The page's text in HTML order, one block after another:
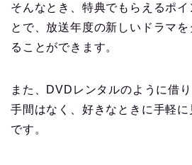
そんなとき、特典でもらえるポ
とで、放送年度の新しいドラマ
ることができます。
また、DVDレンタルのように借
手間はなく、好きなときに手軽
です。